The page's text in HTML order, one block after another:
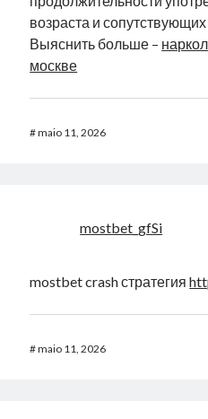
возраста и
Выяснить больше –
москве
#maio 11, 2026
mostbet_gfSi
mostbet crash стратегия
#maio 11, 2026